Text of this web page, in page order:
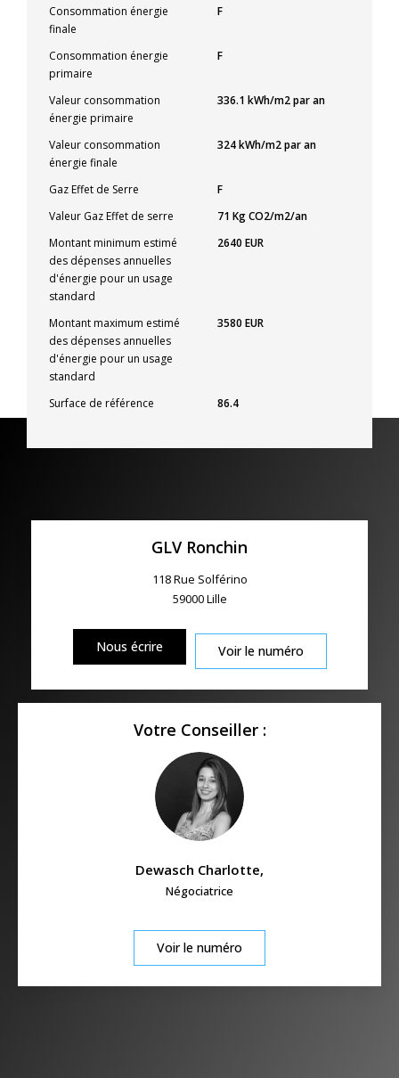
Consommation énergie
finale
F
Consommation énergie
primaire
F
Valeur consommation
énergie primaire
336.1 kWh/m2 par an
Valeur consommation
énergie finale
324 kWh/m2 par an
Gaz Effet de Serre
F
Valeur Gaz Effet de serre
71 Kg CO2/m2/an
Montant minimum estimé
des dépenses annuelles
d'énergie pour un usage
standard
2640 EUR
Montant maximum estimé
des dépenses annuelles
d'énergie pour un usage
standard
3580 EUR
Surface de référence 86.4
GLV Ronchin
118 Rue Solférino
59000Lille
Nous écrire Voir le numéro
Votre Conseiller :
Dewasch Charlotte,
Négociatrice
Voir le numéro